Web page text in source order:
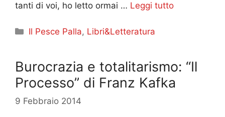
tanti di voi, ho letto ormai … Leggi tutto
Categorie
Il Pesce Palla, Libri&Letteratura
Burocrazia e totalitarismo: “Il
Processo” di Franz Kafka
9 Febbraio 2014